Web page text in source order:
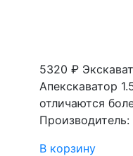
5320 ₽
Апекскаватор
отличаются
В корзину